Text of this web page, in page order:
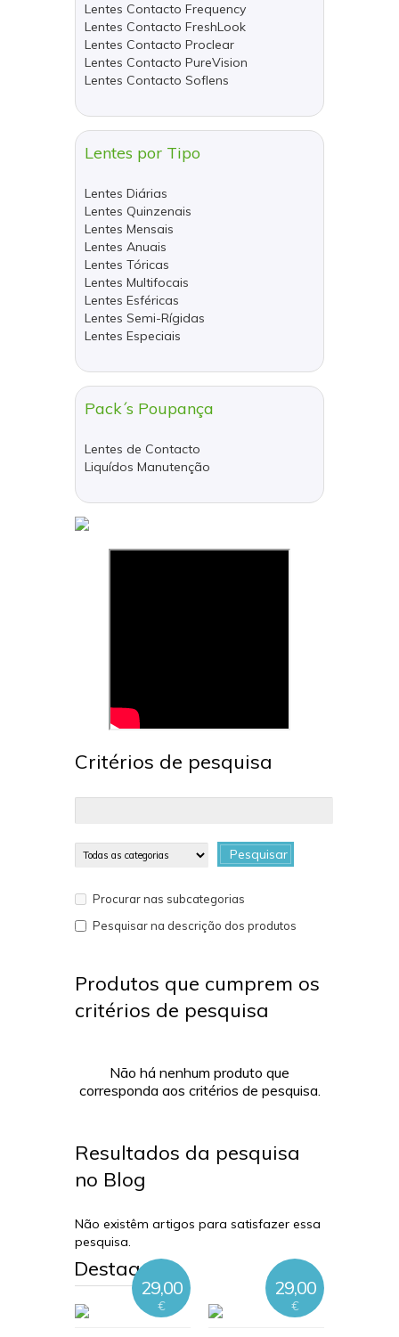
Lentes Contacto Frequency
Lentes Contacto FreshLook
Lentes Contacto Proclear
Lentes Contacto PureVision
Lentes Contacto Soflens
Lentes por Tipo
Lentes Diárias
Lentes Quinzenais
Lentes Mensais
Lentes Anuais
Lentes Tóricas
Lentes Multifocais
Lentes Esféricas
Lentes Semi-Rígidas
Lentes Especiais
Pack´s Poupança
Lentes de Contacto
Liquídos Manutenção
Critérios de pesquisa
Pesquisar
Procurar nas subcategorias
Pesquisar na descrição dos produtos
Produtos que cumprem os
critérios de pesquisa
Não há nenhum produto que
corresponda aos critérios de pesquisa.
Resultados da pesquisa
no Blog
Não existêm artigos para satisfazer essa
pesquisa.
Destaques
29,00
€
29,00
€